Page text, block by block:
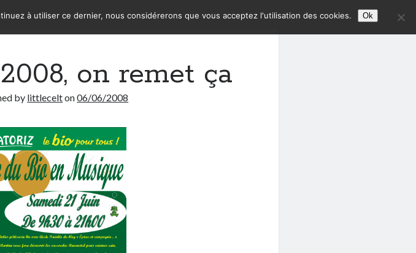
on remet ça
by littlecelton06/06/2008
à utiliser ce dernier, nous considérerons que vous acceptez l'utilisation des cookies. Ok